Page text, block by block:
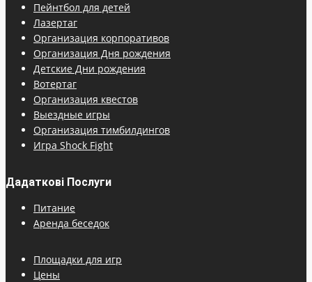
Пейнтбол для детей
Лазертаг
Организация корпоративов
Организация Дня рождения
Детские Дни рождения
Вотертаг
Организация квестов
Выездные игры
Организация тимбилдингов
Игра Shock Fight
Дадаткові Послуги
Питание
Аренда беседок
Площадки для игр
Цены